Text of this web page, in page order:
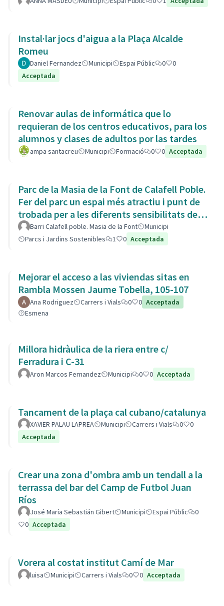
Instal·lar jocs d'aigua a la Plaça Alcalde
Romeu
Daniel Fernandez Municipi Espai Públic 0
0
Acceptada
Renovar aulas de informática que lo
requieran de los centros educativos, para los
alumnos y clases de adultos por las tardes
ampa santacreu Municipi Formació 0 0 Acceptada
Parc de la Masia de la Font de Calafell Poble.
Fer del parc un espai més atractiu i punt de
trobada per a les diferents sensibilitats del
barri.Barri Calafell poble. Masia de la Font
Municipi
Parcs i Jardins Sostenibles
1 0 Acceptada
Mejorar el acceso a las viviendas sitas en
Rambla Mossen Jaume Tobella, 105-107
Ana Rodriguez Carrers i Vials 0 0 Acceptada
Esmena
Millora hidràulica de la riera entre c/
Ferradura i C-31
Aron Marcos Fernandez Municipi 0 0 Acceptada
Tancament de la plaça cal cubano/catalunya
XAVIER PALAU LAPREA Municipi Carrers i Vials 0
0
Acceptada
Crear una zona d'ombra amb un tendall a la
terrassa del bar del Camp de Futbol Juan
Ríos
José María Sebastián Gibert Municipi Espai Públic
0
0 Acceptada
Vorera al costat institut Camí de Mar
luisa Municipi Carrers i Vials 0 0 Acceptada